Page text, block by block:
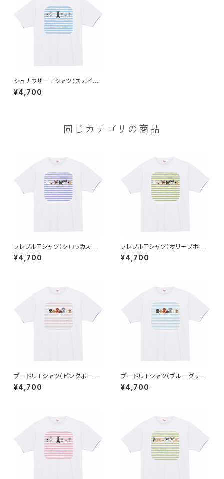
シュナウザーTシャツ（スカイブ
ルーボーダー）
¥4,700
同じカテゴリの商品
フレブルTシャツ（クロッカスボ
ーダー）
¥4,700
フレブルTシャツ（オリーブボー
ダー）
¥4,700
プードルTシャツ（ピンクボーダ
ー）
¥4,700
プードルTシャツ（ブルーグリー
ンボーダー）
¥4,700